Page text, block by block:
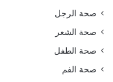
صحة الرجل
صحة الشعر
صحة الطفل
صحة الفم